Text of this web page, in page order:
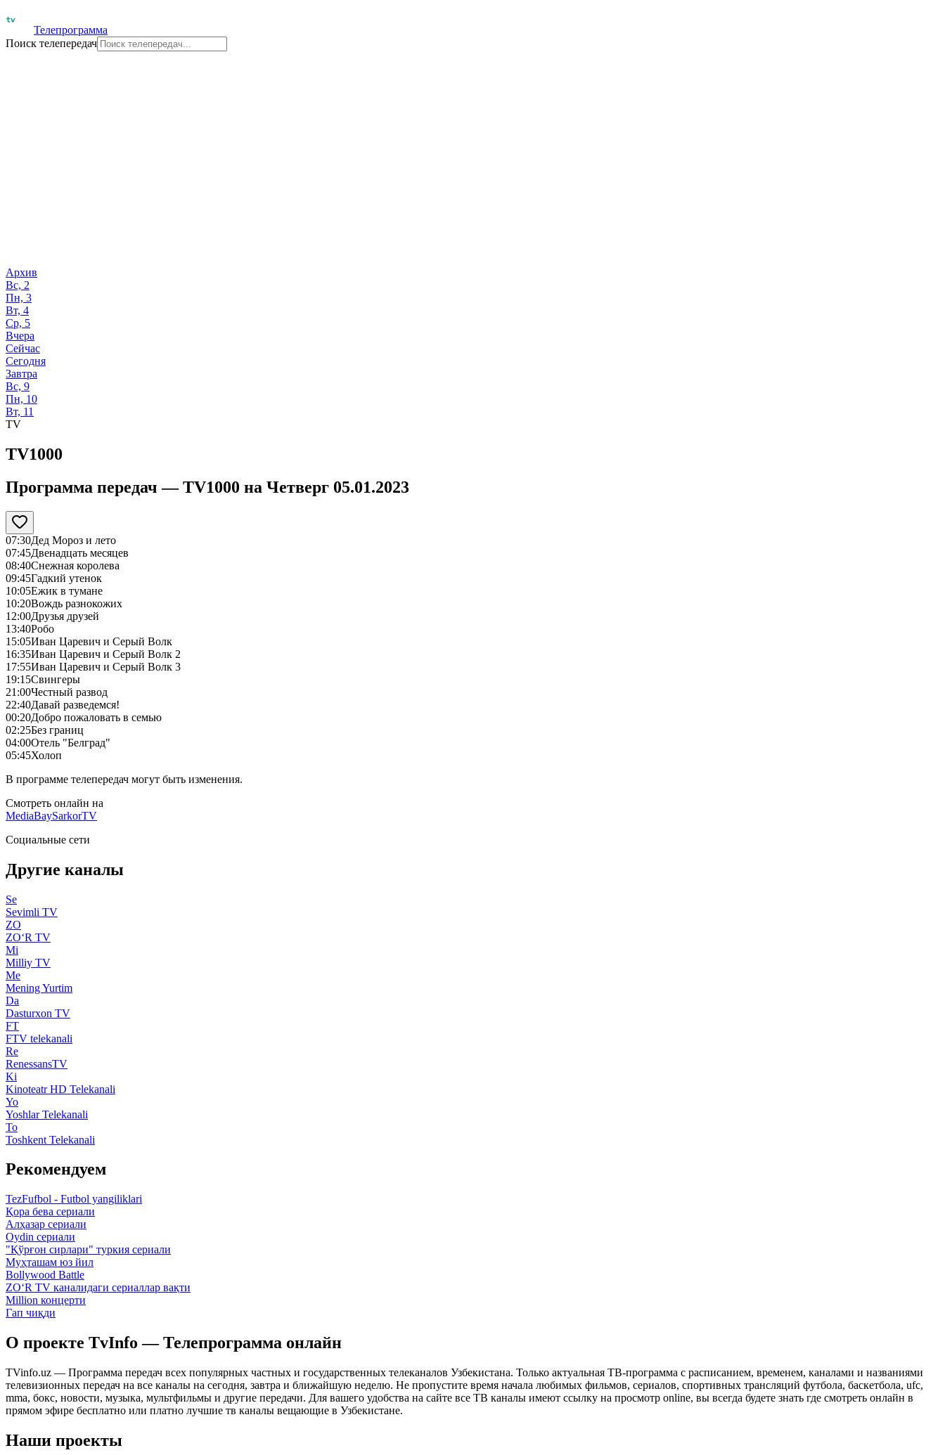
Телепрограмма
Поиск телепередач
Архив
Вс, 2
Пн, 3
Вт, 4
Ср, 5
Вчера
Сейчас
Сегодня
Завтра
Вс, 9
Пн, 10
Вт, 11
TV
TV1000
Программа передач —TV1000 на Четверг 05.01.2023
07:30Дед Мороз и лето
07:45Двенадцать месяцев
08:40Снежная королева
09:45Гадкий утенок
10:05Ежик в тумане
10:20Вождь разнокожих
12:00Друзья друзей
13:40Робо
15:05Иван Царевич и Серый Волк
16:35Иван Царевич и Серый Волк 2
17:55Иван Царевич и Серый Волк 3
19:15Свингеры
21:00Честный развод
22:40Давай разведемся!
00:20Добро пожаловать в семью
02:25Без границ
04:00Отель "Белград"
05:45Холоп
В программе телепередач могут быть изменения.
Смотреть онлайн на
MediaBaySarkorTV
Социальные сети
Другие каналы
Se
Sevimli TV
ZO
ZO‘R TV
Mi
Milliy TV
Me
Mening Yurtim
Da
Dasturxon TV
FT
FTV telekanali
Re
RenessansTV
Ki
Kinoteatr HD Telekanali
Yo
Yoshlar Telekanali
To
Toshkent Telekanali
Рекомендуем
TezFufbol - Futbol yangiliklari
Қора бева сериали
Алҳазар сериали
Oydin сериали
"Қўрғон сирлари" туркия сериали
Муҳташам юз йил
Bollywood Battle
ZO‘R TV каналидаги сериаллар вақти
Million концерти
Гап чиқди
О проекте TvInfo — Телепрограмма онлайн
TVinfo.uz — Программа передач всех популярных частных и государственных телеканалов Узбекистана. Только актуальная ТВ-программа с расписанием, временем, каналами и названиями
телевизионных передач на все каналы на сегодня, завтра и ближайшую неделю. Не пропустите время начала любимых фильмов, сериалов, спортивных трансляций футбола, баскетбола, ufc,
mma, бокс, новости, музыка, мультфильмы и другие передачи. Для вашего удобства на сайте все ТВ каналы имеют ссылку на просмотр online, вы всегда будете знать где смотреть онлайн в
прямом эфире бесплатно или платно лучшие тв каналы вещающие в Узбекистане.
Наши проекты